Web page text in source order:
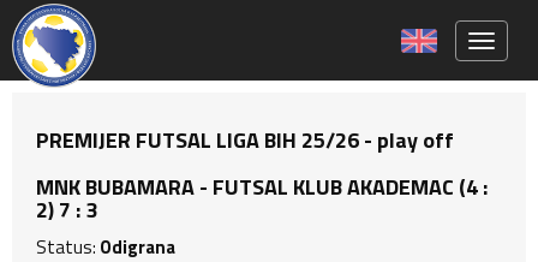
PREMIJER FUTSAL LIGA BIH 25/26 - play off
MNK BUBAMARA - FUTSAL KLUB AKADEMAC (4 :
2) 7 : 3
Status: Odigrana